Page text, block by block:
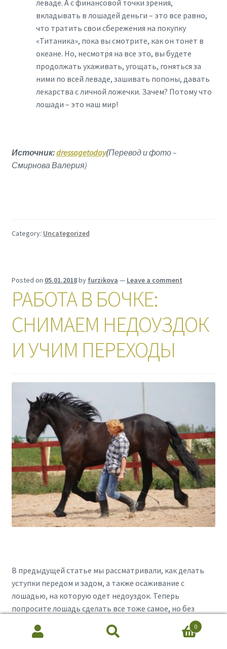
леваде. А с финансовой точки зрения,
вкладывать в лошадей деньги – это все равно,
что тратить свои сбережения на покупку
«Титаника», пока вы смотрите, как он тонет в
океане. Но, несмотря на все это, вы будете
продолжать ухаживать, угощать, гоняться за
ними по всей леваде, зашивать попоны, давать
лекарства с личной ложечки. Зачем? Потому что
лошади – это наш мир!
Источник:dressagetoday(Перевод и фото –
Смирнова Валерия)
Category: Uncategorized
Posted on 05.01.2018by furzikova — Leave a comment
РАБОТА В БОЧКЕ:
СНИМАЕМ НЕДОУЗДОК
И УЧИМ ПЕРЕХОДЫ
В предыдущей статье мы рассматривали, как делать
уступки передом и задом, а также осаживание с
лошадью, на которую одет недоуздок. Теперь
попросите лошадь сделать все тоже самое, но без
недоуздка. Если животное при этом отвернулось,
наступает момент недвусмысленно его отослать. Для
Search
0